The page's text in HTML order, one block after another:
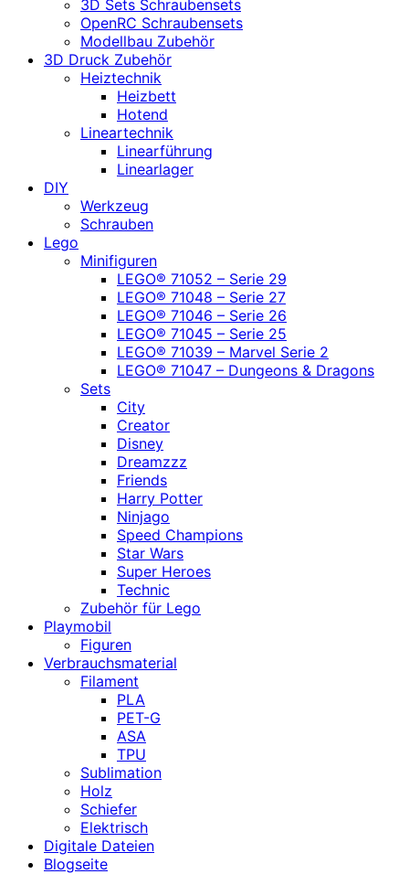
3D Sets Schraubensets
OpenRC Schraubensets
Modellbau Zubehör
3D Druck Zubehör
Heiztechnik
Heizbett
Hotend
Lineartechnik
Linearführung
Linearlager
DIY
Werkzeug
Schrauben
Lego
Minifiguren
LEGO® 71052 – Serie 29
LEGO® 71048 – Serie 27
LEGO® 71046 – Serie 26
LEGO® 71045 – Serie 25
LEGO® 71039 – Marvel Serie 2
LEGO® 71047 – Dungeons & Dragons
Sets
City
Creator
Disney
Dreamzzz
Friends
Harry Potter
Ninjago
Speed Champions
Star Wars
Super Heroes
Technic
Zubehör für Lego
Playmobil
Figuren
Verbrauchsmaterial
Filament
PLA
PET-G
ASA
TPU
Sublimation
Holz
Schiefer
Elektrisch
Digitale Dateien
Blogseite